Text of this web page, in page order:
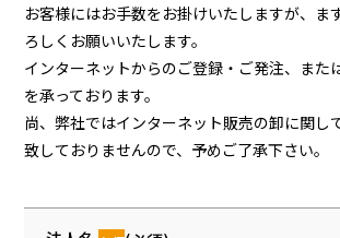
お客様にはお手数をお掛けいたしますが、ま
ろしくお願いいたします。
インターネットからのご登録・ご発注、また
を承っております。
尚、弊社ではインターネット販売の卸に関し
致しておりませんので、予めご了承下さい。